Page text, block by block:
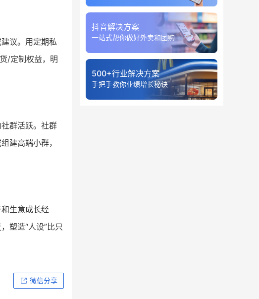
议。用定期私
/定制权益，明
群活跃。社群
建高端小群，
生意成长经
塑造“人设”比只
微信分享
抖音解决方案
一站式帮你做好外卖和团购
500+行业解决方案
手把手教你业绩增长秘诀